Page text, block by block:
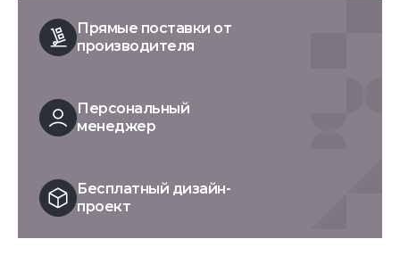
Прямые поставки от
производителя
Персональный
менеджер
Бесплатный дизайн-
проект